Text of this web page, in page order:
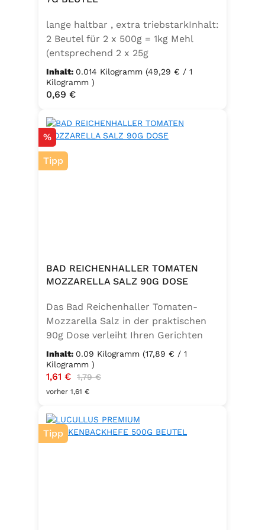
Kaliumjodat.
lange haltbar , extra triebstarkInhalt:
2 Beutel für 2 x 500g = 1kg Mehl
(entsprechend 2 x 25g
Frischhefe)Zutaten: Trockenbackhefe
, Emulgator E491 (Unter
Schutzatmosphäre verpackt)
Inhalt: 0.014 Kilogramm (49,29 € / 1
Kilogramm )
Regulärer Preis:
0,69 €
Rabatt
%
Tipp
BAD REICHENHALLER TOMATEN
MOZZARELLA SALZ 90G DOSE
Das Bad Reichenhaller Tomaten-
Mozzarella Salz in der praktischen
90g Dose verleiht Ihren Gerichten
eine mediterrane Note. Ideal für
Caprese, Salate, Pasta und viele
weitere Speisen. Ohne
Geschmacksverstärker, vegan und
in bester Qualität. in der praktischen
90g Dose verleiht Ihren Gerichten
Inhalt: 0.09 Kilogramm (17,89 € / 1
Kilogramm )
Verkaufspreis:
1,61 € Regulärer Preis:
1,79 €
vorher 1,61 €
Tipp